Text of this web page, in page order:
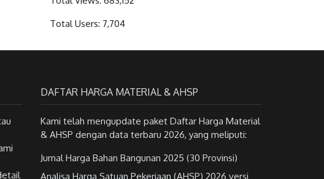
Total Users: 7,704
DAFTAR HARGA MATERIAL & AHSP
Kami telah mengupdate paket Daftar Harga Material
& AHSP dengan data terbaru 2026, yang meliputi:
Jurnal Harga Bahan Bangunan 2025 (30 Provinsi)
Analisa Harga Satuan Pekerjaan (AHSP) 2026 versi